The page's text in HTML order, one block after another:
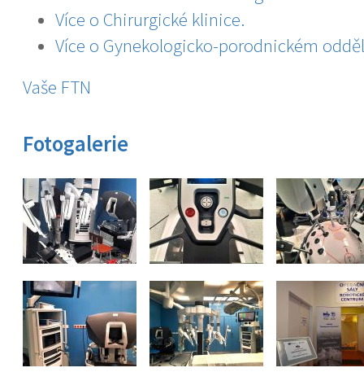
Více o Chirurgické klinice.
Více o Gynekologicko-porodnickém
Vaše FTN
Fotogalerie